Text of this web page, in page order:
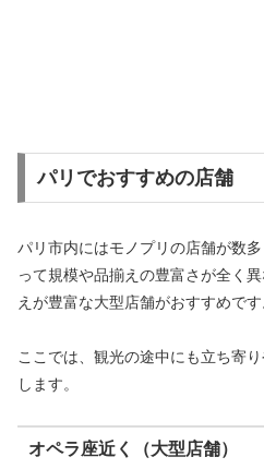
パリでおすすめの店舗
パリ市内にはモノプリの店舗が数
って規模や品揃えの豊富さが全く
えが豊富な大型店舗がおすすめです
ここでは、観光の途中にも立ち寄
します。
オペラ座近く（大型店舗）